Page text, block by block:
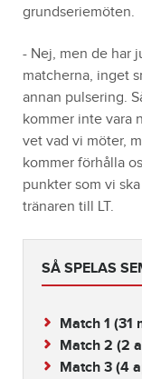
grundseriemöten.
- Nej, men de har
matcherna, inget
annan pulsering.
kommer inte vara
vet vad vi möter,
kommer förhålla
punkter som vi
tränaren till LT.
SÅ SPELAS
Match 1 (31
Match 2 (2
Match 3 (4